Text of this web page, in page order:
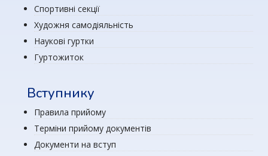
Спортивні секції
Художня самодіяльність
Наукові гуртки
Гуртожиток
Вступнику
Правила прийому
Терміни прийому документів
Документи на вступ